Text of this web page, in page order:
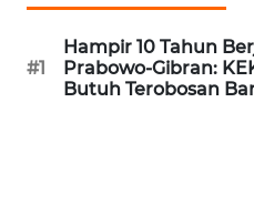
#1
Hampir 10 Tahun
Prabowo-Gibran:
Butuh Terobosan
PURWAKARTA
WN